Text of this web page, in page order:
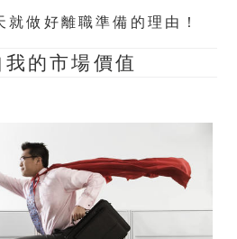
做好離職準備的理由！
的市場價值